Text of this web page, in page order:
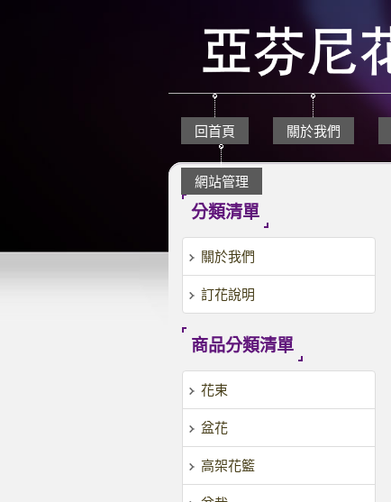
回首頁 關於我們
網站管理
分類清單
關於我們
訂花說明
商品分類清單
花束
盆花
高架花籃